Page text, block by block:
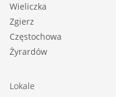
Wieliczka
Zgierz
Częstochowa
Żyrardów
Lokale